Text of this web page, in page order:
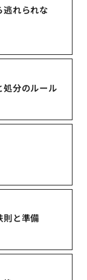
逃れられな
処分のルール
則と準備